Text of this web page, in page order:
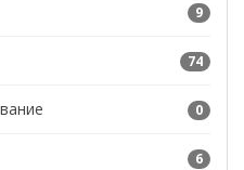
9
74
0
6